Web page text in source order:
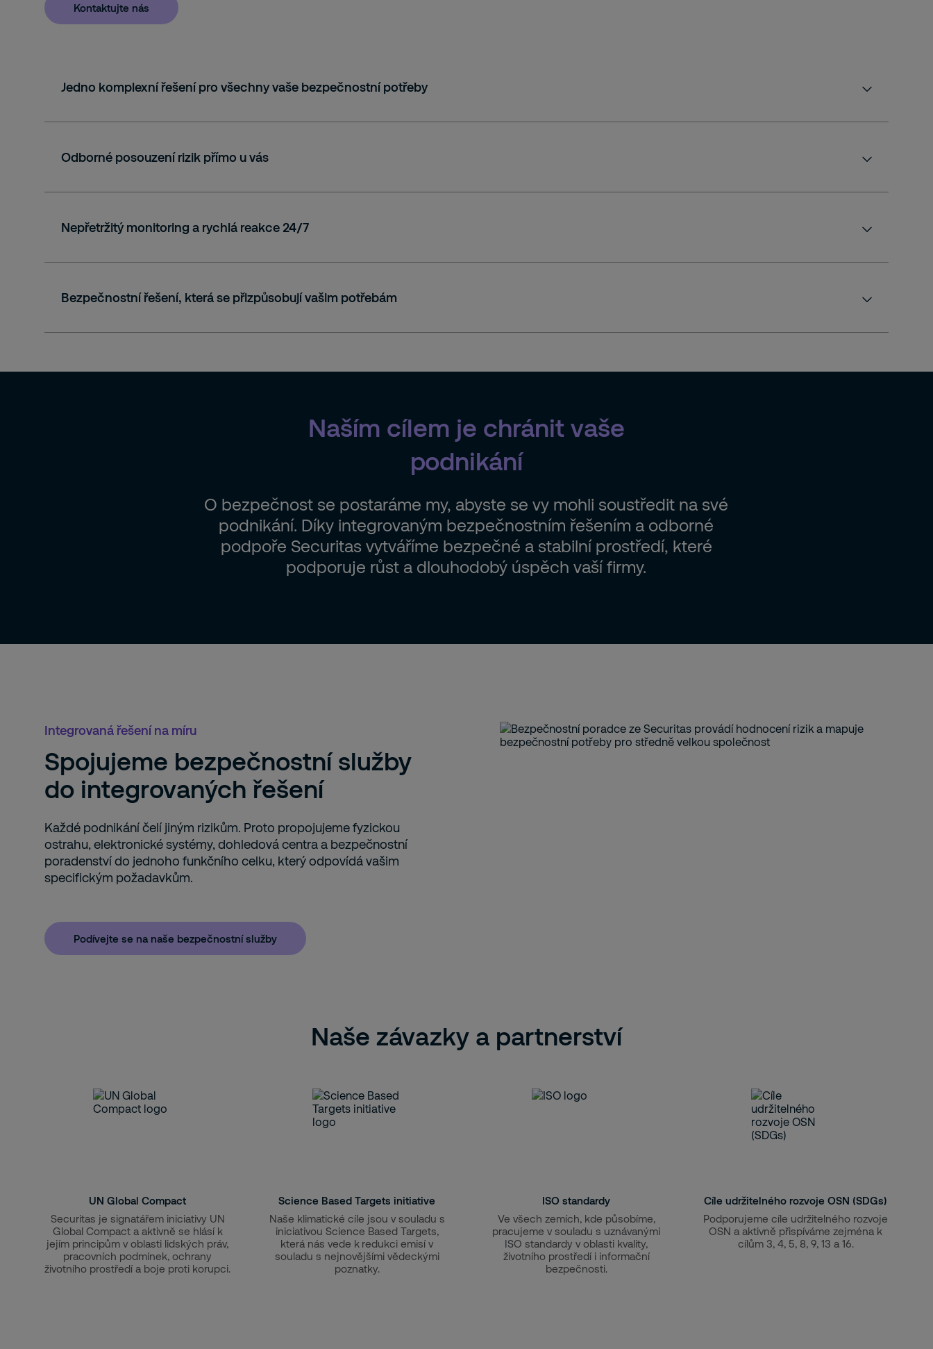
Kontaktujte nás
Jedno komplexní řešení pro všechny vaše bezpečnostní potřeby
komplexní pokrytí všech bezpečnostních rizik a potřeb,
jednoduchá správa dodavatelů i bezpečnostních procesů.
Odborné posouzení rizik přímo u vás
jasný přehled konkrétních bezpečnostních rizik,
posouzení rizik v souladu s normou ISO 31000,
Nepřetržitý monitoring a rychlá reakce 24/7
Hlavní přínosy:
okamžitý zásah vyškolených profesionálů,
přehledné paušální služby bez skrytých nákladů.
Bezpečnostní řešení, která se přizpůsobují vašim potřebám
pravidelné bezpečnostní revize reagující na změny v provozu,
škálovatelná řešení připravená růst společně s vaší firmou.
Naším cílem je chránit vaše
podnikání
O bezpečnost se postaráme my, abyste se vy mohli soustředit na své
podnikání. Díky integrovaným bezpečnostním řešením a odborné
podpoře Securitas vytváříme bezpečné a stabilní prostředí, které
podporuje růst a dlouhodobý úspěch vaší firmy.
Integrovaná řešení na míru
Spojujeme bezpečnostní služby
do integrovaných řešení
Každé podnikání čelí jiným rizikům. Proto propojujeme fyzickou
ostrahu, elektronické systémy, dohledová centra a bezpečnostní
poradenství do jednoho funkčního celku, který odpovídá vašim
specifickým požadavkům.
Podívejte se na naše bezpečnostní služby
Naše závazky a partnerství
UN Global Compact
Securitas je signatářem iniciativy UN
Global Compact a aktivně se hlásí k
jejím principům v oblasti lidských práv,
pracovních podmínek, ochrany
životního prostředí a boje proti korupci.
Science Based Targets initiative
Naše klimatické cíle jsou v souladu s
iniciativou Science Based Targets,
která nás vede k redukci emisí v
souladu s nejnovějšími vědeckými
poznatky.
ISO standardy
Ve všech zemích, kde působíme,
pracujeme v souladu s uznávanými
ISO standardy v oblasti kvality,
životního prostředí i informační
bezpečnosti.
Cíle udržitelného rozvoje OSN (SDGs)
Podporujeme cíle udržitelného rozvoje
OSN a aktivně přispíváme zejména k
cílům 3, 4, 5, 8, 9, 13 a 16.